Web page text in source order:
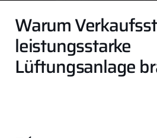
Warum
leistungsstarke
Lüftungsanlage